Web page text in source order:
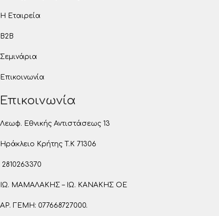
Η Εταιρεία
B2B
Σεμινάρια
Επικοινωνία
Επικοινωνία
Λεωφ. Εθνικής Αντιστάσεως 13
Ηράκλειο Κρήτης T.K 71306
2810263370
ΙΩ. ΜΑΜΑΛΑΚΗΣ – ΙΩ. ΚΑΝΑΚΗΣ ΟΕ
ΑΡ. ΓΕΜΗ: 077668727000.